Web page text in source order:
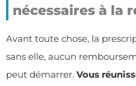
nécessaires à la
Avant toute chose, la
sans elle, aucun
peut démarrer. Vous